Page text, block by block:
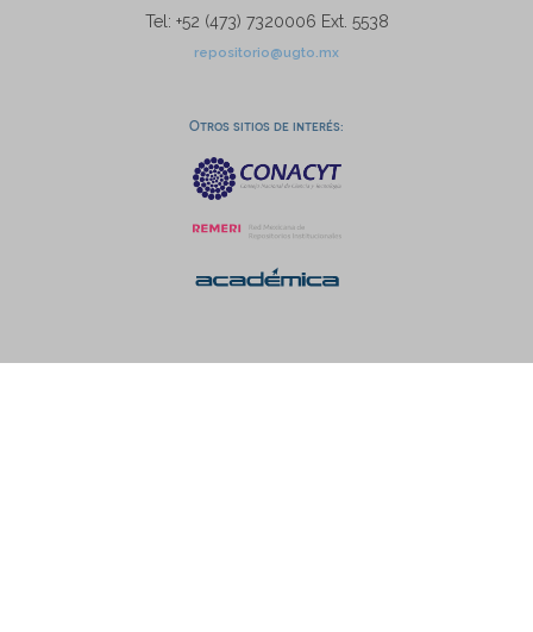
Tel: +52 (473) 7320006 Ext. 5538
repositorio@ugto.mx
Otros sitios de interés: